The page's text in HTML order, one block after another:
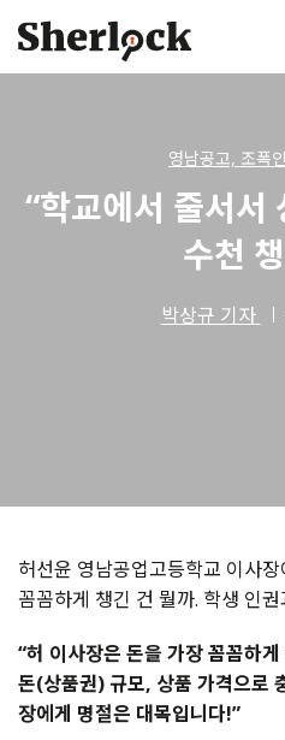
content
영남공고, 조폭
“학교에서 줄서서
수천
박상규 기자
허선윤 영남공업고등학교 이사장
꼼꼼하게 챙긴 건 뭘까. 학생 인
“허 이사장은 돈을 가장꼼꼼하게
돈(상품권)규모, 상품 가격으로
장에게 명절은 대목입니다!”